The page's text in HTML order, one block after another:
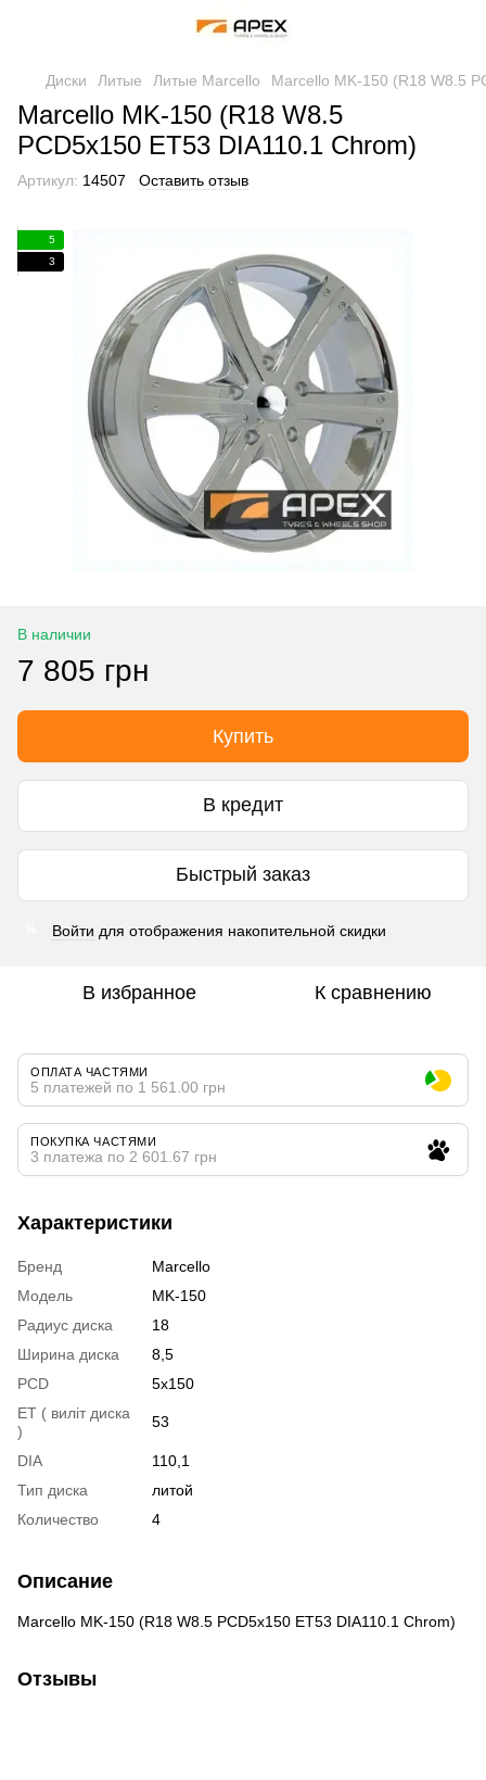
Диски Литые Литые Marcello Marcello MK-150 (R18 W8.5
Marcello MK-150 (R18 W8.5
PCD5x150 ET53 DIA110.1 Chrom)
Артикул: 14507 Оставить отзыв
5
3
В наличии
7 805 грн
Купить
В кредит
Быстрый заказ
Войти для отображения накопительной скидки
В избранное К сравнению
ОПЛАТА ЧАСТЯМИ
5 платежей по 1 561.00 грн
ПОКУПКА ЧАСТЯМИ
3 платежа по 2 601.67 грн
Характеристики
Бренд
Marcello
Модель
MK-150
Радиус диска
18
Ширина диска
8,5
PCD
5x150
ET ( виліт диска
)
53
DIA
110,1
Тип диска
литой
Количество
4
Описание
Marcello MK-150 (R18 W8.5 PCD5x150 ET53 DIA110.1 Chrom)
Отзывы